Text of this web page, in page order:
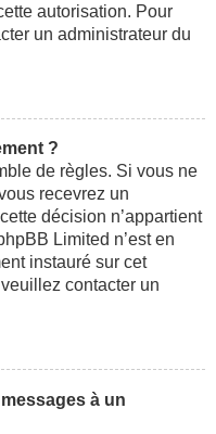
autorisation. Pour
un administrateur du
?
de règles. Si vous ne
recevrez un
décision n’appartient
Limited n’est en
instauré sur cet
contacter un
à un